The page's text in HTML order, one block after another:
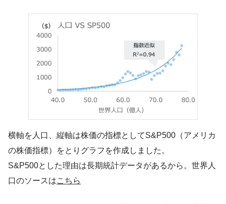
横軸を人口、縦軸は株価の指標としてS&P500（アメリカ
の株価指標）をとりグラフを作成しました。
S&P500とした理由は長期統計データがあるから。世界人
口のソースはこちら